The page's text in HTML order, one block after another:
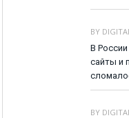
BY
В
сайты и
BY